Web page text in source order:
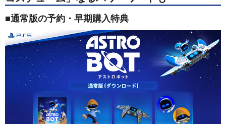
■通常版の予約・早期購入特典